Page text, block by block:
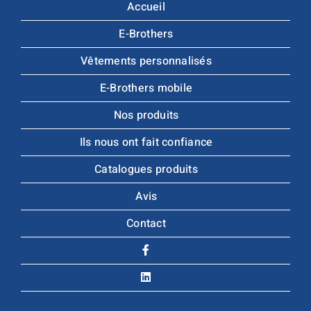
Accueil
E-Brothers
Vêtements personnalisés
E-Brothers mobile
Nos produits
Ils nous ont fait confiance
Catalogues produits
Avis
Contact